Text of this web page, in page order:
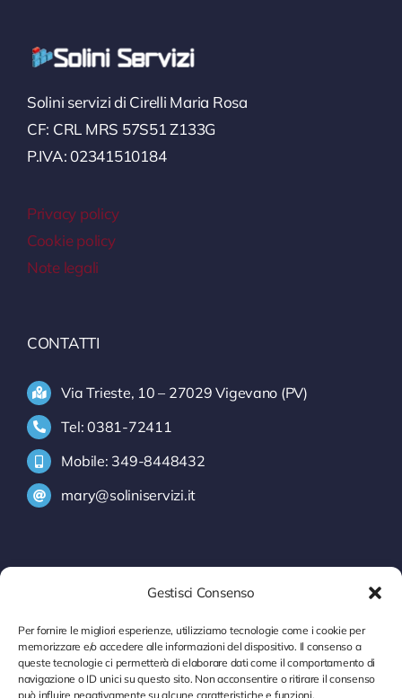
Gestisci Consenso
Per fornire le migliori esperienze, utilizziamo tecnologie come i cookie per
memorizzare e/o accedere alle informazioni del dispositivo. Il consenso a
queste tecnologie ci permetterà di elaborare dati come il comportamento di
navigazione o ID unici su questo sito. Non acconsentire o ritirare il consenso
può influire negativamente su alcune caratteristiche e funzioni.
Solini servizi di Cirelli Maria Rosa
CF: CRL MRS 57S51 Z133G
P.IVA: 02341510184
Privacy policy
Cookie policy
Note legali
CONTATTI
Via Trieste, 10 – 27029 Vigevano (PV)
Tel: 0381-72411
Mobile: 349-8448432
mary@soliniservizi.it
INFORMATIVA INTRASTAT
MODELLI INTRA